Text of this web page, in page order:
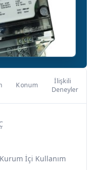
Konum
İlişkili
Deneyler
İçi Kullanım